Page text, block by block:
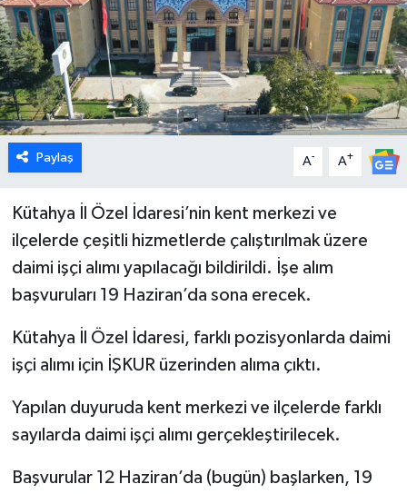
Paylaş A- A+
Kütahya İl Özel İdaresi’nin kent merkezi ve
ilçelerde çeşitli hizmetlerde çalıştırılmak üzere
daimi işçi alımı yapılacağı bildirildi. İşe alım
başvuruları 19 Haziran’da sona erecek.
Kütahya İl Özel İdaresi, farklı pozisyonlarda daimi
işçi alımı için İŞKUR üzerinden alıma çıktı.
Yapılan duyuruda kent merkezi ve ilçelerde farklı
sayılarda daimi işçi alımı gerçekleştirilecek.
Başvurular 12 Haziran’da (bugün) başlarken, 19
Emet
Foto Galeri
Gediz
Genel
Hisarcık
İlçeler
Köşe Yazıları
Kültür Sanat
Kütahya
Magazin